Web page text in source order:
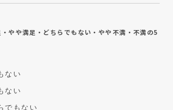
やや満足・どちらでもない・やや不満・不満の5
ない
ない
でもない